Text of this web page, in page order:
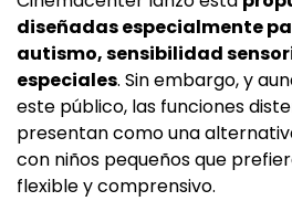
diseñadas especialmente
autismo, sensibilidad
especiales. Sin embargo, y
este público, las funciones
presentan como una
con niños pequeños que
flexible y comprensivo.